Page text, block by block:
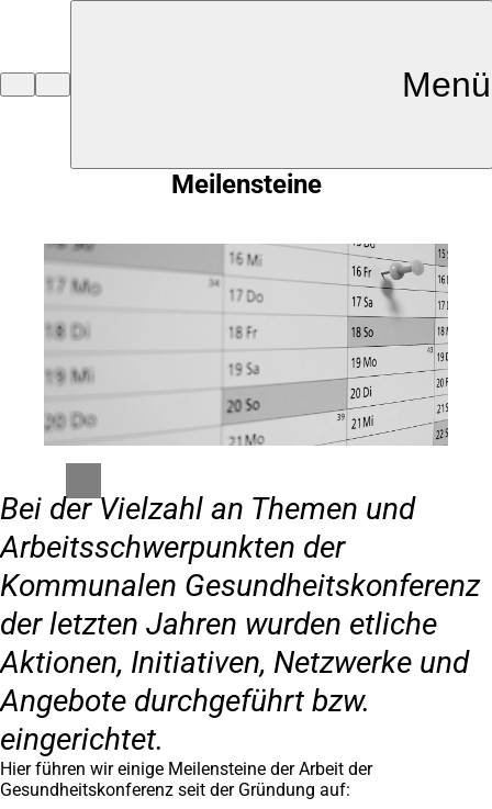
Menü
Meilensteine
Bei der Vielzahl an Themen und
Arbeitsschwerpunkten der
Kommunalen Gesundheitskonferenz
der letzten Jahren wurden etliche
Aktionen, Initiativen, Netzwerke und
Angebote durchgeführt bzw.
eingerichtet.
Hier führen wir einige Meilensteine der Arbeit der
Gesundheitskonferenz seit der Gründung auf: